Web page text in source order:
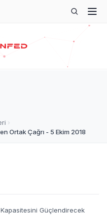
Ortak Çağrı - 5 Ekim 2018
Kapasitesini Güçlendirecek